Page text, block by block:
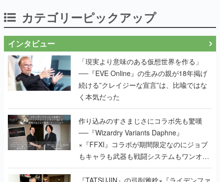
カテゴリーピックアップ
インタビュー
「現実より意味のある仮想世界を作る」
──『EVE Online』の生みの親が18年掲げ
続ける”クレイジーな宣言”は、比喩ではな
く本気だった
作り込みのすさまじさにコラボ先も驚嘆
──『Wizardry Variants Daphne』
×『FFXI』コラボが期間限定なのにジョブ
もキャラも武器も戦闘システムもワンオフ
で作り込まれた理由を両ディレクターに聞
く
『TATSUJIN』の弓削雅稔×『ライデンファ